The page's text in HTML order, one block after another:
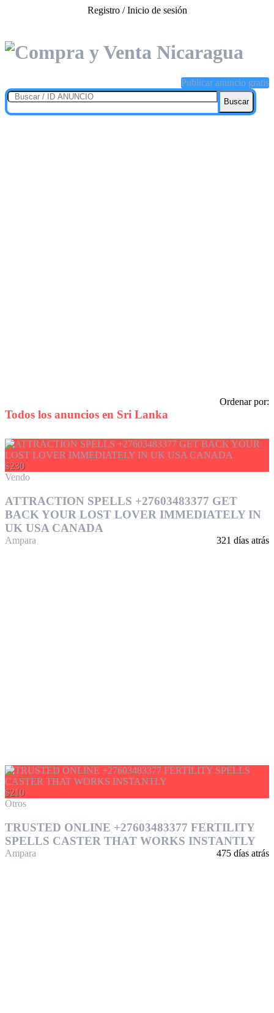
Registro / Inicio de sesión
Publicar anuncio gratis
Buscar
Todos los anuncios en Sri Lanka
Ordenar por:
$230
Vendo
ATTRACTION SPELLS +27603483377 GET
BACK YOUR LOST LOVER IMMEDIATELY IN
UK USA CANADA
Ampara 321 días atrás
$210
Otros
TRUSTED ONLINE +27603483377 FERTILITY
SPELLS CASTER THAT WORKS INSTANTLY
Ampara 475 días atrás